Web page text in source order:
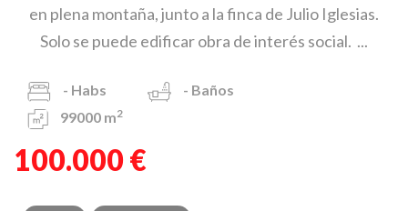
en plena montaña, junto a la finca de Julio Iglesias.
Solo se puede edificar obra de interés social. ...
- Habs - Baños
99000 m2
100.000 €